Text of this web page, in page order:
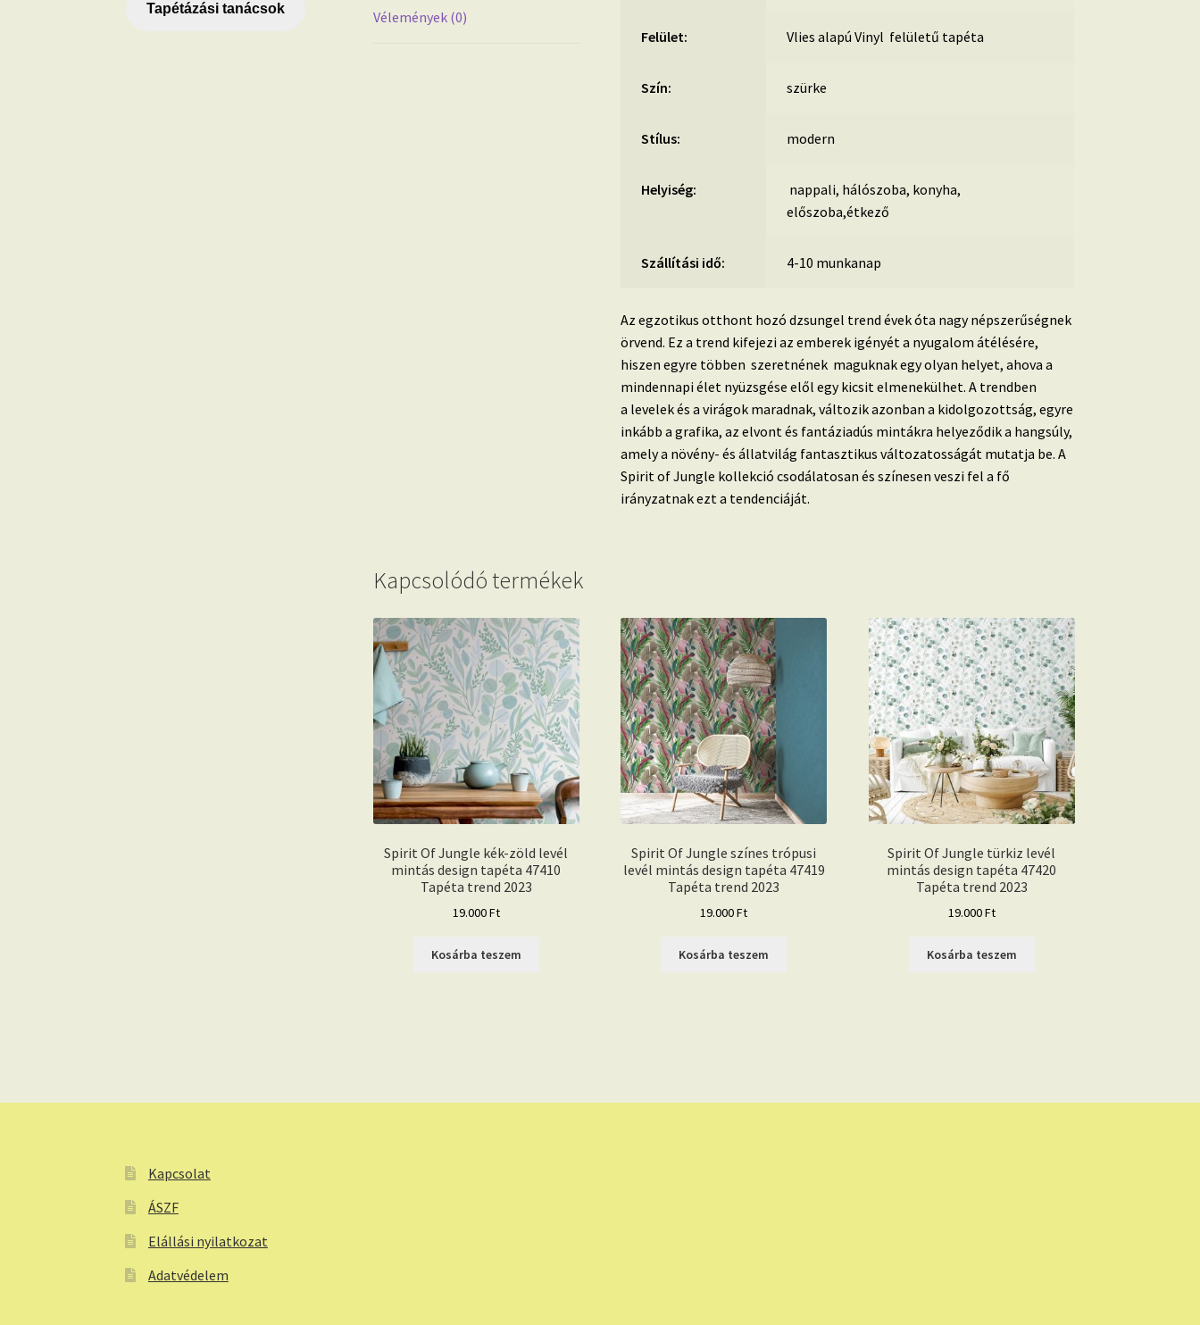
Vélemények (0)
Felület: Vlies alapú Vinyl felületű tapéta
Szín: szürke
Stílus: modern
Helyiség:
nappali, hálószoba, konyha,
előszoba,étkező
Szállítási idő: 4-10 munkanap
Az egzotikus otthont hozó dzsungel trend évek óta nagy népszerűségnek
örvend. Ez a trend kifejezi az emberek igényét a nyugalom átélésére,
hiszen egyre többen szeretnének maguknak egy olyan helyet, ahova a
mindennapi élet nyüzsgése elől egy kicsit elmenekülhet. A trendben
a levelek és a virágok maradnak, változik azonban a kidolgozottság, egyre
inkább a grafika, az elvont és fantáziadús mintákra helyeződik a hangsúly,
amely a növény- és állatvilág fantasztikus változatosságát mutatja be.A
Spirit of Jungle kollekció csodálatosan és színesen veszi fel a fő
irányzatnak ezt a tendenciáját.
Kapcsolódó termékek
Spirit Of Jungle kék-zöld levél
mintás design tapéta 47410
Tapéta trend 2023
19.000Ft
Kosárba teszem
Spirit Of Jungle színes trópusi
levél mintás design tapéta 47419
Tapéta trend 2023
19.000Ft
Kosárba teszem
Spirit Of Jungle türkiz levél
mintás design tapéta 47420
Tapéta trend 2023
19.000Ft
Kosárba teszem
Tapétázási tanácsok
Kapcsolat
ÁSZF
Elállási nyilatkozat
Adatvédelem